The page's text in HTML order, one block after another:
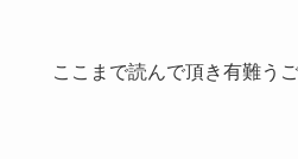
ここまで読んで頂き有難う